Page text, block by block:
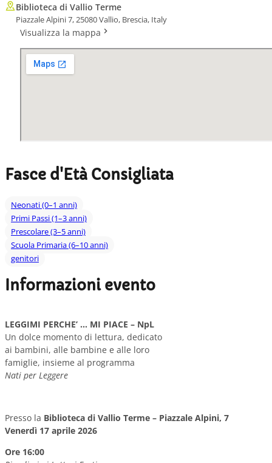
Biblioteca di Vallio Terme
Piazzale Alpini 7, 25080 Vallio, Brescia, Italy
Visualizza la mappa
Fasce d'Età Consigliata
Neonati (0–1 anni)
Primi Passi (1–3 anni)
Prescolare (3–5 anni)
Scuola Primaria (6–10 anni)
genitori
Informazioni evento
LEGGIMI PERCHE’ … MI PIACE – NpL
Un dolce momento di lettura, dedicato
ai bambini, alle bambine e alle loro
famiglie, insieme al programma
Nati per Leggere
Presso la Biblioteca di Vallio Terme – Piazzale Alpini, 7
Venerdì 17 aprile 2026
Ore 16:00